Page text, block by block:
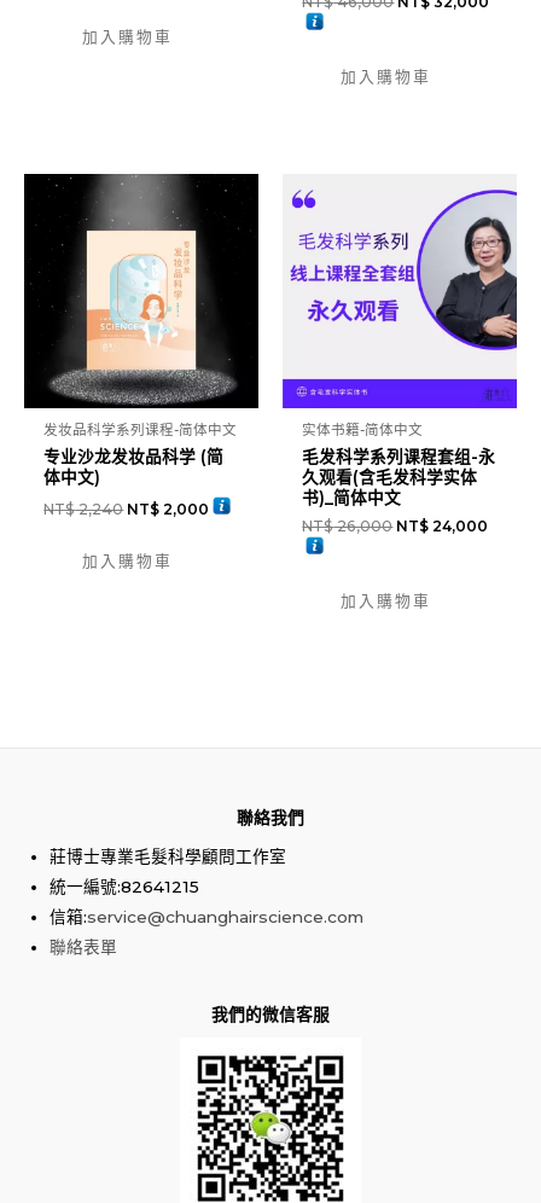
量
加入購物車
加入購物車
发妆品科学系列课程-简体中文
专业沙龙发妆品科学 (简
体中文)
NT$2,240 NT$ 2,000
加入購物車
实体书籍-简体中文
毛发科学系列课程套组-永
久观看(含毛发科学实体
书)_简体中文
NT$26,000 NT$ 24,000
加入購物車
聯絡我們
莊博士專業毛髮科學顧問工作室
統一編號:82641215
信箱:service@chuanghairscience.com
聯絡表單
我們的微信客服